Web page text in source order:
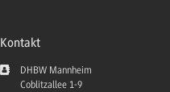
Kontakt
DHBW Mannheim
Coblitzallee 1-9